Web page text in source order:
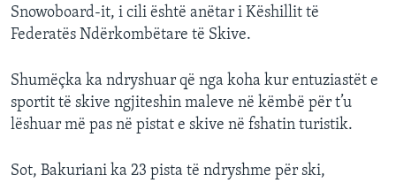
Snowoboard-it, i cili është anëtar i Këshillit të
Federatës Ndërkombëtare të Skive.
Shumëçka ka ndryshuar që nga koha kur entuziastët e
sportit të skive ngjiteshin maleve në këmbë për t’u
lëshuar më pas në pistat e skive në fshatin turistik.
Sot, Bakuriani ka 23 pista të ndryshme për ski,